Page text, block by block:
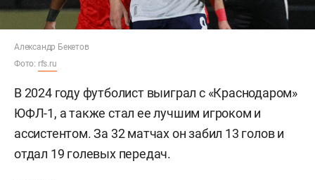
Александр Бекетов
Фото: rfs.ru
В 2024 году футболист выиграл с «Краснодаром»
ЮФЛ-1, а также стал ее лучшим игроком и
ассистентом. За 32 матчах он забил 13 голов и
отдал 19 голевых передач.